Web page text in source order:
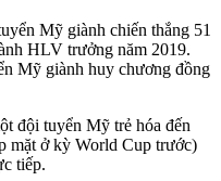
Mỹ giành chiến thắng 51
HLV trưởng năm 2019.
Mỹ giành huy chương đồng
đội tuyển Mỹ trẻ hóa đến
mặt ở kỳ World Cup trước)
tiếp.